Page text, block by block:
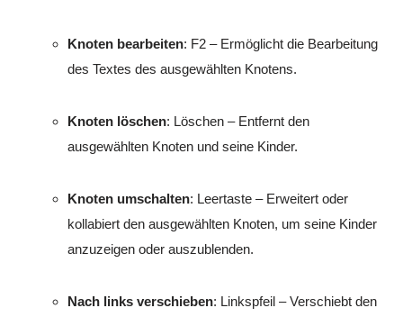
Knoten bearbeiten: F2 – Ermöglicht die Bearbeitung
des Textes des ausgewählten Knotens.
Knoten löschen: Löschen – Entfernt den
ausgewählten Knoten und seine Kinder.
Knoten umschalten: Leertaste – Erweitert oder
kollabiert den ausgewählten Knoten, um seine Kinder
anzuzeigen oder auszublenden.
Nach links verschieben: Linkspfeil – Verschiebt den